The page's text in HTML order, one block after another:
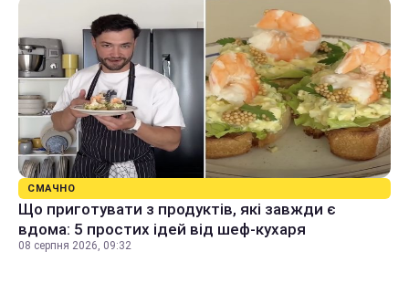
СМАЧНО
Що приготувати з продуктів, які завжди є
вдома: 5 простих ідей від шеф-кухаря
08 серпня 2026, 09:32